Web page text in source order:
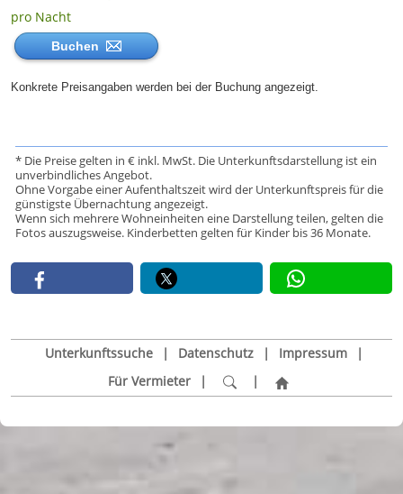
pro Nacht
Buchen
Konkrete Preisangaben werden bei der Buchung angezeigt.
* Die Preise gelten in € inkl. MwSt. Die Unterkunftsdarstellung ist ein
unverbindliches Angebot.
Ohne Vorgabe einer Aufenthaltszeit wird der Unterkunftspreis für die
günstigste Übernachtung angezeigt.
Wenn sich mehrere Wohneinheiten eine Darstellung teilen, gelten die
Fotos auszugsweise. Kinderbetten gelten für Kinder bis 36 Monate.
Unterkunftssuche | Datenschutz | Impressum
|
Für Vermieter
| |